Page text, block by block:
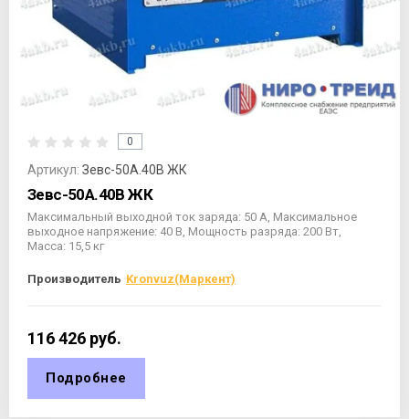
0
Артикул: Зевс-50А.40В ЖК
Зевс-50А.40В ЖК
Максимальный выходной ток заряда: 50 А, Максимальное
выходное напряжение: 40 В, Мощность разряда: 200 Вт,
Масса: 15,5 кг
Производитель Kronvuz(Маркент)
116 426 руб.
Подробнее